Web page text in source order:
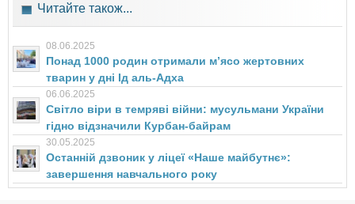
Читайте також...
08.06.2025
Понад 1000 родин отримали мʼясо жертовних
тварин у дні Ід аль-Адха
06.06.2025
Світло віри в темряві війни: мусульмани України
гідно відзначили Курбан-байрам
30.05.2025
Останній дзвоник у ліцеї «Наше майбутнє»:
завершення навчального року